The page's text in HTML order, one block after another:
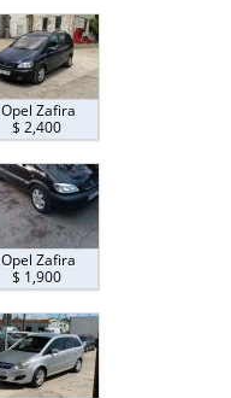
Opel Zafira
$ 2,400
Opel Zafira
$ 1,900